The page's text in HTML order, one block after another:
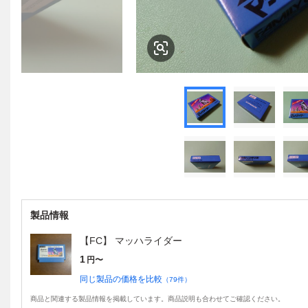
製品情報
【FC】 マッハライダー
1 円〜
同じ製品の価格を比較 （79件）
商品と関連する製品情報を掲載しています。商品説明も合わせてご確認ください。